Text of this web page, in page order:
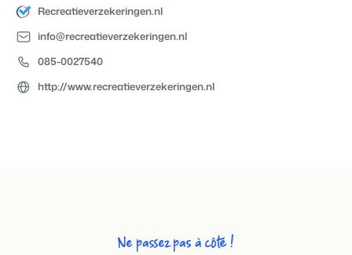
Recreatieverzekeringen.nl
info@recreatieverzekeringen.nl
085-0027540
http://www.recreatieverzekeringen.nl
Ne passez pas à côté !